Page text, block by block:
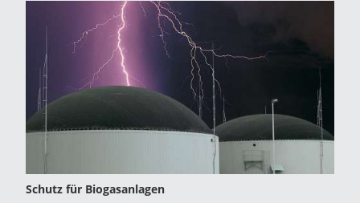
Schutz für Biogasanlagen